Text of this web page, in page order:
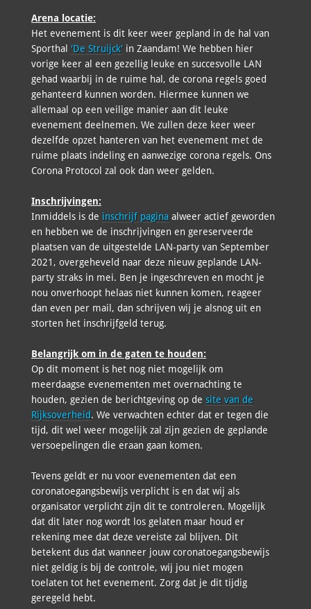
Arena locatie:
Het evenement is dit keer weer gepland in de hal van
Sporthal 'De Struijck' in Zaandam! We hebben hier
vorige keer al een gezellig leuke en succesvolle LAN
gehad waarbij in de ruime hal, de corona regels goed
gehanteerd kunnen worden. Hiermee kunnen we
allemaal op een veilige manier aan dit leuke
evenement deelnemen. We zullen deze keer weer
dezelfde opzet hanteren van het evenement met de
ruime plaats indeling en aanwezige corona regels. Ons
Corona Protocol zal ook dan weer gelden.
Inschrijvingen:
Inmiddels is de inschrijf pagina alweer actief geworden
en hebben we de inschrijvingen en gereserveerde
plaatsen van de uitgestelde LAN-party van September
2021, overgeheveld naar deze nieuw geplande LAN-
party straks in mei. Ben je ingeschreven en mocht je
nou onverhoopt helaas niet kunnen komen, reageer
dan even per mail, dan schrijven wij je alsnog uit en
storten het inschrijfgeld terug.
Belangrijk om in de gaten te houden:
Op dit moment is het nog niet mogelijk om
meerdaagse evenementen met overnachting te
houden, gezien de berichtgeving op de site van de
Rijksoverheid. We verwachten echter dat er tegen die
tijd, dit wel weer mogelijk zal zijn gezien de geplande
versoepelingen die eraan gaan komen.
Tevens geldt er nu voor evenementen dat een
coronatoegangsbewijs verplicht is en dat wij als
organisator verplicht zijn dit te controleren. Mogelijk
dat dit later nog wordt los gelaten maar houd er
rekening mee dat deze vereiste zal blijven. Dit
betekent dus dat wanneer jouw coronatoegangsbewijs
niet geldig is bij de controle, wij jou niet mogen
toelaten tot het evenement. Zorg dat je dit tijdig
geregeld hebt.